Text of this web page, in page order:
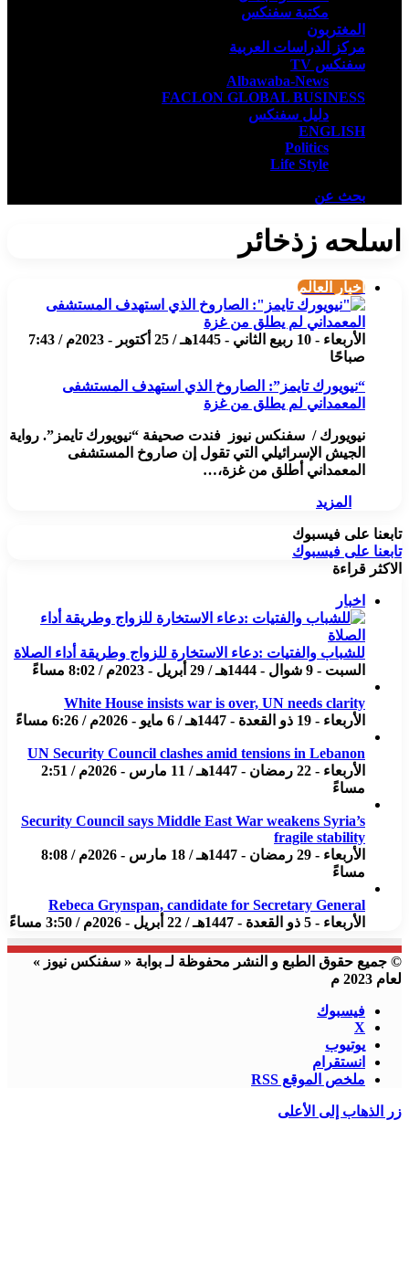
مكتبة سفنكس
المغتربون
مركز الدراسات العربية
سفنكس TV
Albawaba-News
FACLON GLOBAL BUSINESS
دليل سفنكس
ENGLISH
Politics
Life Style
بحث عن
اسلحه زذخائر
أخبار العالم
الأربعاء - 10 ربيع الثاني - 1445هـ / 25 أكتوبر - 2023م / 7:43
صباحًا
“نيويورك تايمز”: الصاروخ الذي استهدف المستشفى
المعمداني لم يطلق من غزة
نيويورك / سفنكس نيوز فندت صحيفة “نيويورك تايمز”. رواية
الجيش الإسرائيلي التي تقول إن صاروخ المستشفى
المعمداني أطلق من غزة،…
المزيد
تابعنا على فيسبوك
تابعنا على فيسبوك
الاكثر قراءة
اخبار
للشباب والفتيات :دعاء الاستخارة للزواج وطريقة أداء الصلاة
السبت - 9 شوال - 1444هـ / 29 أبريل - 2023م / 8:02 مساءً
White House insists war is over, UN needs clarity
الأربعاء - 19 ذو القعدة - 1447هـ / 6 مايو - 2026م / 6:26 مساءً
UN Security Council clashes amid tensions in Lebanon
الأربعاء - 22 رمضان - 1447هـ / 11 مارس - 2026م / 2:51
مساءً
Security Council says Middle East War weakens Syria’s
fragile stability
الأربعاء - 29 رمضان - 1447هـ / 18 مارس - 2026م / 8:08
مساءً
Rebeca Grynspan, candidate for Secretary General
الأربعاء - 5 ذو القعدة - 1447هـ / 22 أبريل - 2026م / 3:50 مساءً
© جميع حقوق الطبع و النشر محفوظة لـ بوابة « سفنكس نيوز »
لعام 2023 م
فيسبوك
X
يوتيوب
انستقرام
ملخص الموقع RSS
زر الذهاب إلى الأعلى